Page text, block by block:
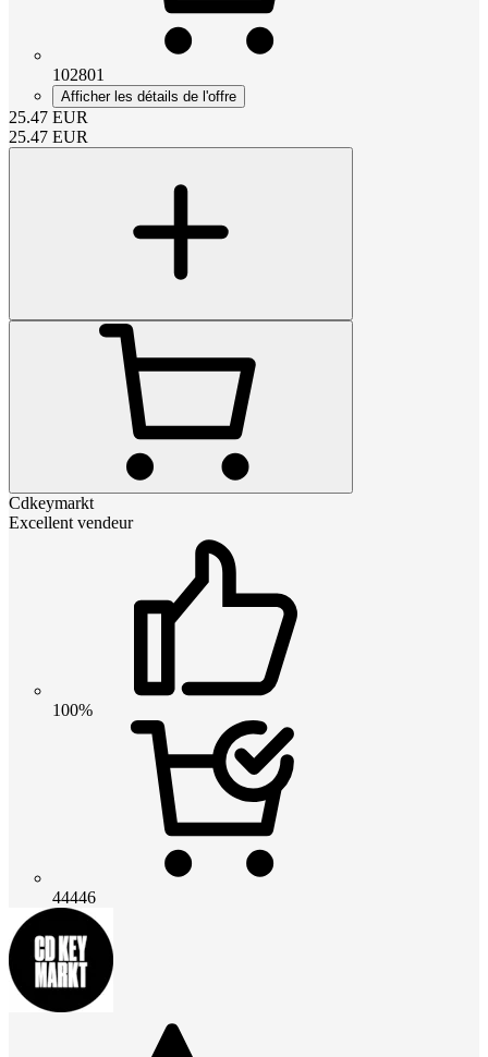
102801
Afficher les détails de l'offre
25.47 EUR
25.47 EUR
Cdkeymarkt
Excellent vendeur
100%
44446